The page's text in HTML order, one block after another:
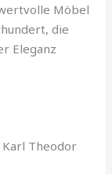
Möbel
die
Eleganz
Theodor